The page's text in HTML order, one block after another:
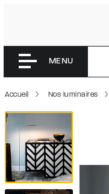
MENU
Accueil Nos luminaires